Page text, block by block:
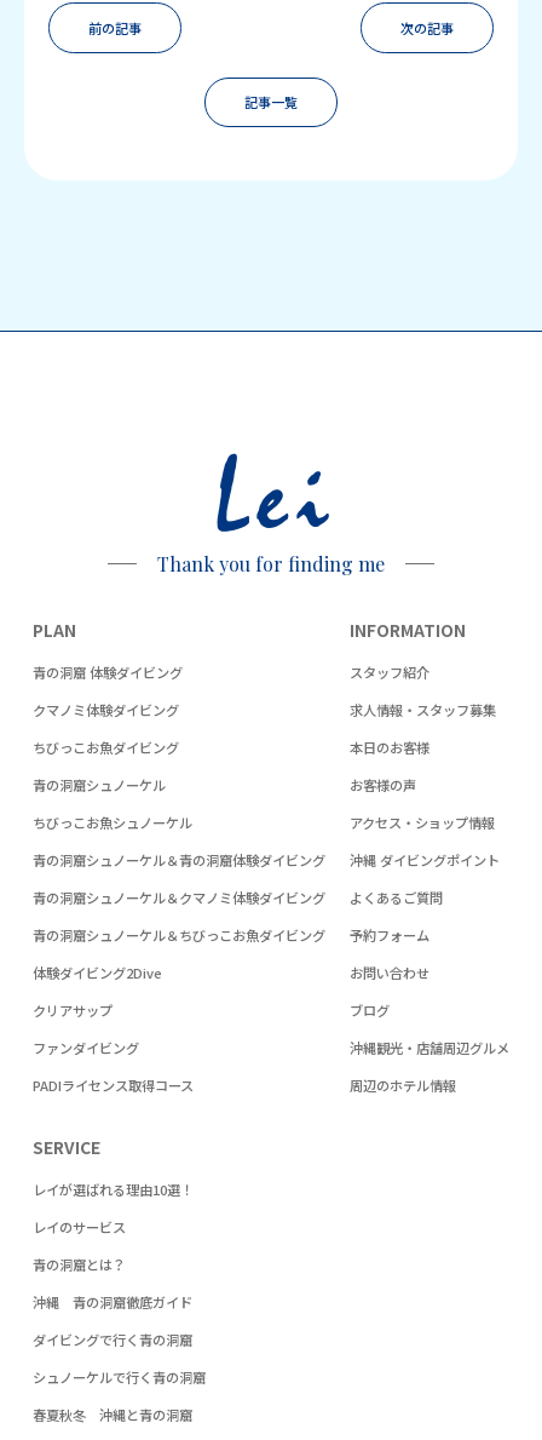
前の記事
記事一覧
次の記事
Lei
Thank you for finding me
PLAN
青の洞窟 体験ダイビング
クマノミ体験ダイビング
ちびっこお魚ダイビング
青の洞窟シュノーケル
ちびっこお魚シュノーケル
青の洞窟シュノーケル＆青の洞窟体験ダイビング
青の洞窟シュノーケル＆クマノミ体験ダイビング
青の洞窟シュノーケル＆ちびっこお魚ダイビング
体験ダイビング2Dive
クリアサップ
ファンダイビング
PADIライセンス取得コース
SERVICE
レイが選ばれる理由10選！
レイのサービス
青の洞窟とは？
沖縄 青の洞窟徹底ガイド
ダイビングで行く青の洞窟
シュノーケルで行く青の洞窟
春夏秋冬 沖縄と青の洞窟
INFORMATION
スタッフ紹介
求人情報・スタッフ募集
本日のお客様
お客様の声
アクセス・ショップ情報
沖縄 ダイビングポイント
よくあるご質問
予約フォーム
お問い合わせ
ブログ
沖縄観光・店舗周辺グルメ
周辺のホテル情報